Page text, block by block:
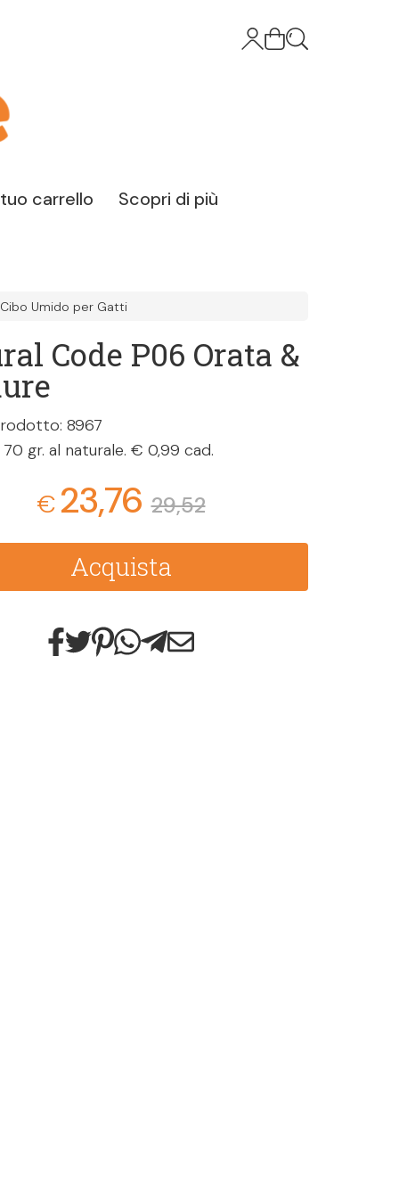
carrello Scopri di più
Cibo Umido per Gatti
Code P06 Orata &
8967
gr. al naturale. € 0,99 cad.
€23,76 29,52
Acquista